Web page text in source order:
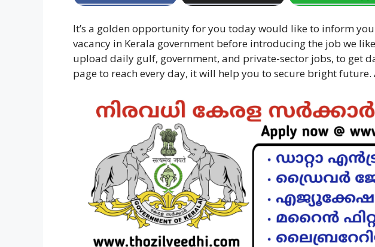
It’s a golden opportunity for you today would like to inform
vacancy in Kerala government before introducing the job we
upload daily gulf, government, and private-sector jobs, to get
page to reach every day, it will help you to secure bright future.